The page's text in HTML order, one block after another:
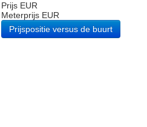
Prijs EUR
Meterprijs EUR
Prijspositie versus de buurt